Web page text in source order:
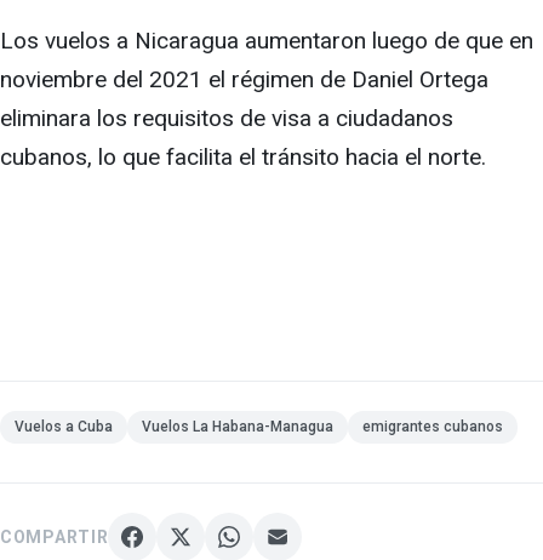
Los vuelos a Nicaragua aumentaron luego de que en
noviembre del 2021 el régimen de Daniel Ortega
eliminara los requisitos de visa a ciudadanos
cubanos, lo que facilita el tránsito hacia el norte.
Vuelos a Cuba Vuelos La Habana-Managua emigrantes cubanos
COMPARTIR